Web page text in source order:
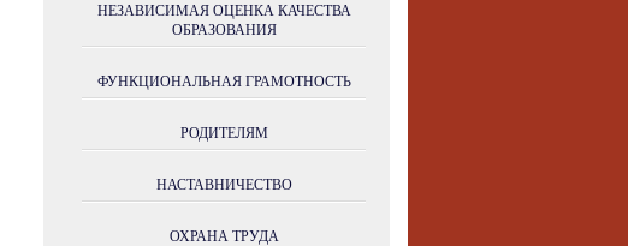
НЕЗАВИСИМАЯ ОЦЕНКА КАЧЕСТВА
ОБРАЗОВАНИЯ
ФУНКЦИОНАЛЬНАЯ ГРАМОТНОСТЬ
РОДИТЕЛЯМ
НАСТАВНИЧЕСТВО
ОХРАНА ТРУДА